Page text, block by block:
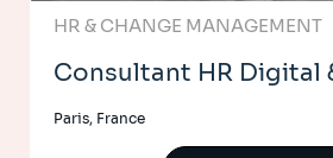
HR & CHANGE MANAGEMENT
Consultant HR Digital
Paris, France